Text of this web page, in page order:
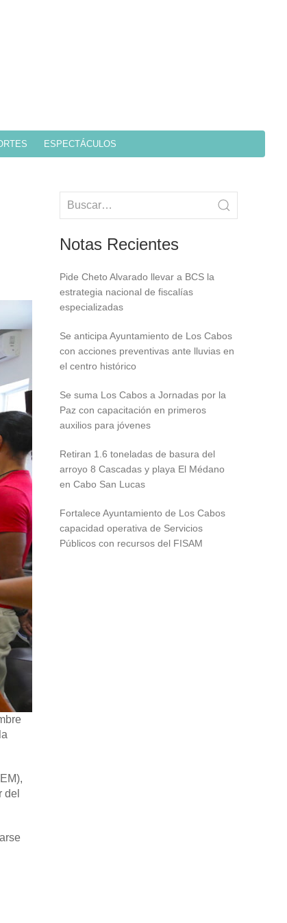
ESPECTÁCULOS
del
Notas Recientes
Pide Cheto Alvarado llevar a BCS la
estrategia nacional de fiscalías
especializadas
Se anticipa Ayuntamiento de Los Cabos
con acciones preventivas ante lluvias en
el centro histórico
Se suma Los Cabos a Jornadas por la
Paz con capacitación en primeros
auxilios para jóvenes
Retiran 1.6 toneladas de basura del
arroyo 8 Cascadas y playa El Médano
en Cabo San Lucas
Fortalece Ayuntamiento de Los Cabos
capacidad operativa de Servicios
Públicos con recursos del FISAM